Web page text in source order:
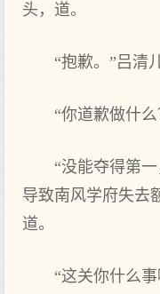
头，道。
“抱歉。”吕清
“你道歉做什么
“没能夺得第
导致南风学府失去
道。
“这关你什么